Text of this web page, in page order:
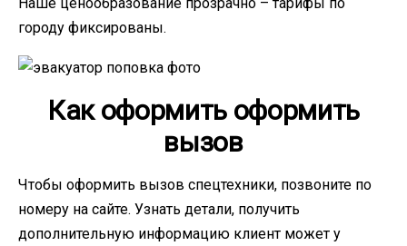
городу фиксированы.
Как оформить оформить
вызов
Чтобы оформить вызов спецтехники, позвоните по
номеру на сайте. Узнать детали, получить
дополнительную информацию клиент может у